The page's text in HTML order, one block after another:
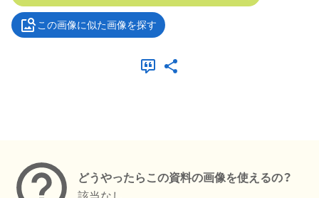
この画像に似た画像を探す
どうやったらこの資料の画像を使えるの？